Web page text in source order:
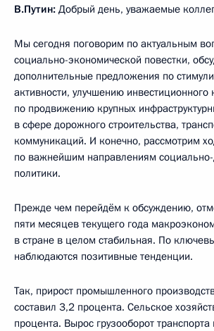
В.Путин: Добрый день, уважаемые
Мы сегодня поговорим по актуальным
социально-экономической повестки,
дополнительные предложения по
активности, улучшению
по продвижению крупных
в сфере дорожного строительства,
коммуникаций. И конечно, рассмотрим
по важнейшим направлениям
политики.
Прежде чем перейдём к обсуждению,
пяти месяцев текущего года
в стране в целом стабильная. По
наблюдаются позитивные тенденции.
Так, прирост промышленного
составил 3,2 процента. Сельское
процента. Вырос грузооборот